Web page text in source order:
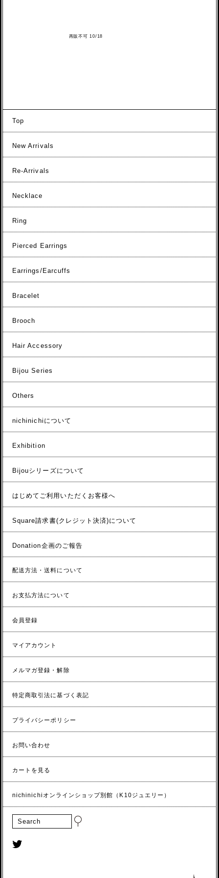
再販不可 10/18
Top
New Arrivals
Re-Arrivals
Necklace
Ring
Pierced Earrings
Earrings/Earcuffs
Bracelet
Brooch
Hair Accessory
Bijou Series
Others
nichinichiについて
Exhibition
Bijouシリーズについて
はじめてご利用いただくお客様へ
Square請求書(クレジット決済)について
Donation企画のご報告
配送方法・送料について
お支払方法について
会員登録
マイアカウント
メルマガ登録・解除
特定商取引法に基づく表記
プライバシーポリシー
お問い合わせ
カートを見る
nichinichiオンラインショップ別館（K10ジュエリー）